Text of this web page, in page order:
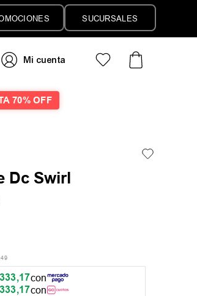
SUCURSALES
70% OFF
Dc Swirl
49
,17con
,17con